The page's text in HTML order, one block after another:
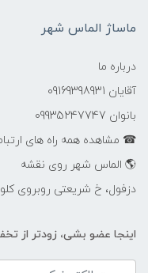
ماساژ الماس شهر
درباره ما
آقایان 09169398931
بانوان 09935247747
☎ مشاهده همه راه های
🌎 الماس شهر روی نقشه
دزفول، خ شریعتی روبروی
اینجا عضو بشی، زودتر از